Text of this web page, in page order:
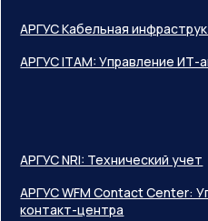
АРГУС NRI: Технический учет
АРГУС WFM Contact Center:
контакт-центра
АРГУС Кабельная
АРГУС ITAM: Управление ИТ-